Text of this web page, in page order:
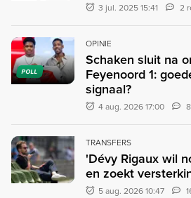
3 jul. 2025 15:41 2
POLL
OPINIE
Schaken sluit na
Feyenoord 1:
signaal?
4 aug. 2026 17:00
TRANSFERS
'Dévy Rigaux wil
en zoekt
5 aug. 2026 10:47